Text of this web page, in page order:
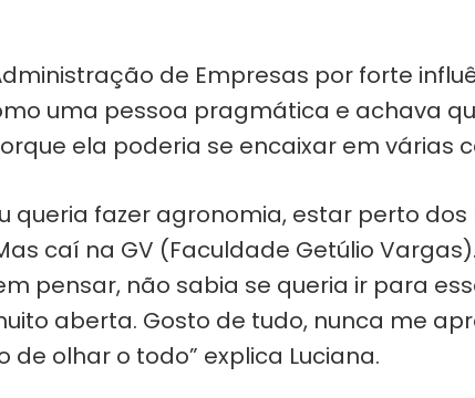
de Empresas por forte
uma pessoa pragmática e achava
ela poderia se encaixar em várias
queria fazer agronomia, estar perto
caí na GV (Faculdade Getúlio
pensar, não sabia se queria ir para
aberta. Gosto de tudo, nunca me
de olhar o todo” explica Luciana.